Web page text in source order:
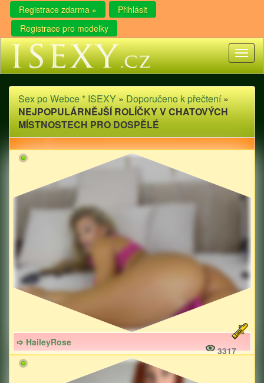
Registrace zdarma »
Přihlásit
Registrace pro modelky
Sex po Webce * ISEXY » Doporučeno k přečtení»
NEJPOPULÁRNĚJŠÍ ROLÍČKY V CHATOVÝCH
MÍSTNOSTECH PRO DOSPĚLÉ
➩ HaileyRose
3317